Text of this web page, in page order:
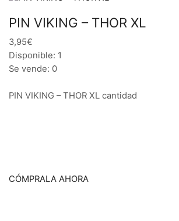
PIN VIKING – THOR XL
3,95€
Disponible: 1
Se vende: 0
PIN VIKING – THOR XL cantidad
CÓMPRALA AHORA